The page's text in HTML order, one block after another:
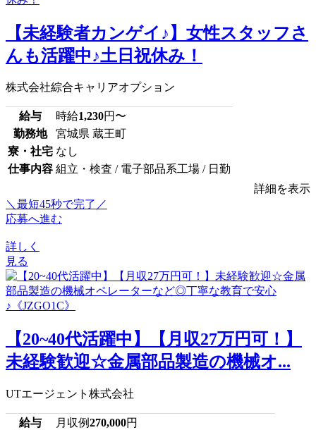
【未経験者カンゲイ♪】女性スタッフさ
んも活躍中♪土日祝休み！
株式会社綜合キャリアオプション
給与 時給1,230円〜
勤務地
宮城県 蔵王町
寮・社宅 なし
仕事内容 組立・検査 / 電子部品系工場 / 日勤
詳細を表示
＼最短45秒で完了／
応募へ進む
詳しく
見る
【20~40代活躍中】【月収27万円可！】
未経験歓迎☆金属部品製造の機械オ...
UTエージェント株式会社
給与 月収例270,000円